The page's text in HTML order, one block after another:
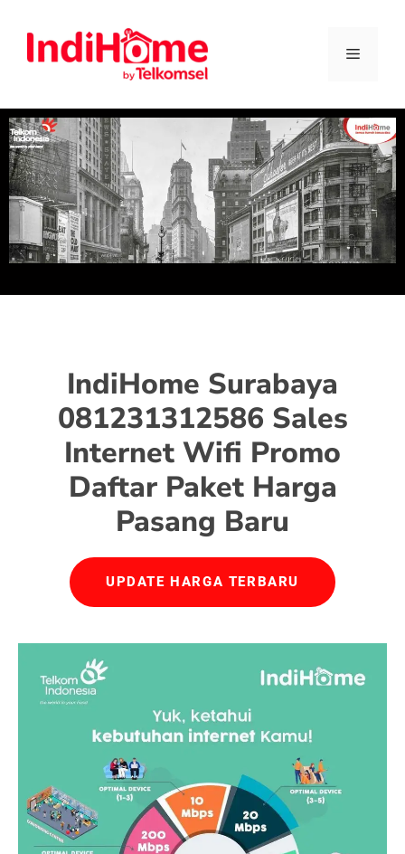
IndiHome Surabaya
081231312586 Sales
Internet Wifi Promo
Daftar Paket Harga
Pasang Baru
UPDATE HARGA TERBARU